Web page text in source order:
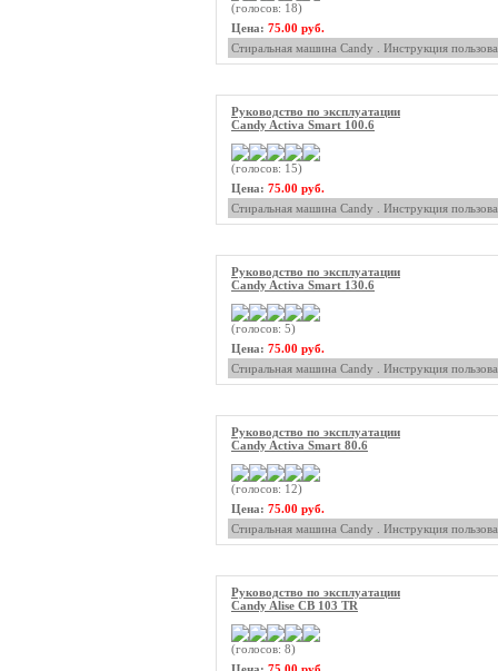
(голосов: 18)
Цена: 75.00 руб.
Стиральная машина Candy . Инструкция
Руководство по эксплуатации
Candy Activa Smart 100.6
(голосов: 15)
Цена: 75.00 руб.
Стиральная машина Candy . Инструкция
Руководство по эксплуатации
Candy Activa Smart 130.6
(голосов: 5)
Цена: 75.00 руб.
Стиральная машина Candy . Инструкция
Руководство по эксплуатации
Candy Activa Smart 80.6
(голосов: 12)
Цена: 75.00 руб.
Стиральная машина Candy . Инструкция
Руководство по эксплуатации
Candy Alise CB 103 TR
(голосов: 8)